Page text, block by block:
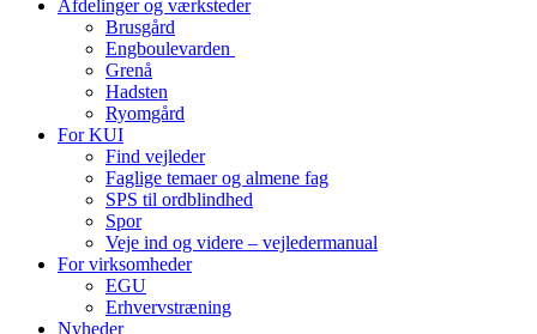
Afdelinger og værksteder
Brusgård
Engboulevarden
Grenå
Hadsten
Ryomgård
For KUI
Find vejleder
Faglige temaer og almene fag
SPS til ordblindhed
Spor
Veje ind og videre – vejledermanual
For virksomheder
EGU
Erhvervstræning
Nyheder